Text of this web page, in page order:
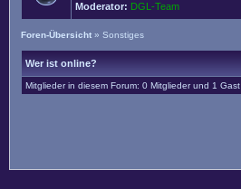
Moderator: DGL-Team
Foren-Übersicht » Sonstiges
Wer ist online?
Mitglieder in diesem Forum: 0 Mitglieder und 1 Gast